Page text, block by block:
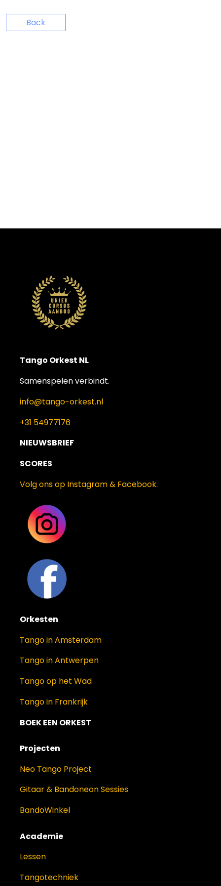
Orkest Project Muziekpakhuis
Back
Tango Orkest NL
Samenspelen verbindt.
info@tango-orkest.nl
+31 54977176
NIEUWSBRIEF
SCORES
Volg ons op Instagram & Facebook.
Orkesten
Tango in Amsterdam
Tango in Antwerpen
Tango op het Wad
Tango in Frankrijk
BOEK EEN ORKEST
Projecten
Neo Tango Project
Gitaar & Bandoneon Sessies
BandoWinkel
Academie
Lessen
Tangotechniek